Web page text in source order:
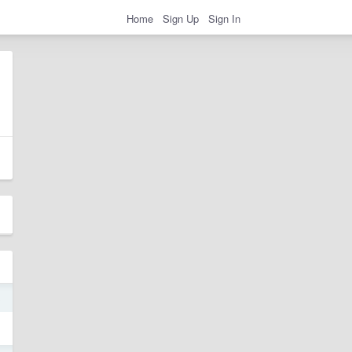
Home Sign Up Sign In